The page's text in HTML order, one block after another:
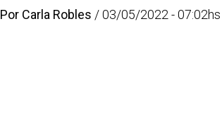
Por Carla Robles /03/05/2022 - 07:02hs